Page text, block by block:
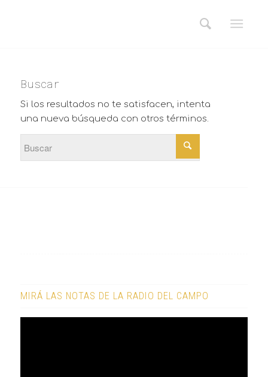
Buscar
Si los resultados no te satisfacen, intenta
una nueva búsqueda con otros términos.
MIRÁ LAS NOTAS DE LA RADIO DEL CAMPO